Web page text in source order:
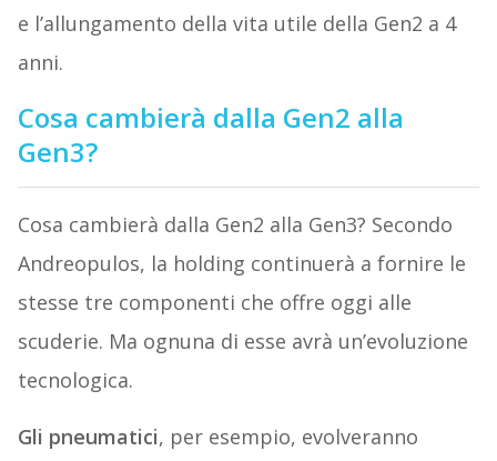
e l’allungamento della vita utile della Gen2 a 4
anni.
Cosa cambierà dalla Gen2 alla
Gen3?
Cosa cambierà dalla Gen2 alla Gen3? Secondo
Andreopulos, la holding continuerà a fornire le
stesse tre componenti che offre oggi alle
scuderie. Ma ognuna di esse avrà un’evoluzione
tecnologica.
Gli pneumatici, per esempio, evolveranno